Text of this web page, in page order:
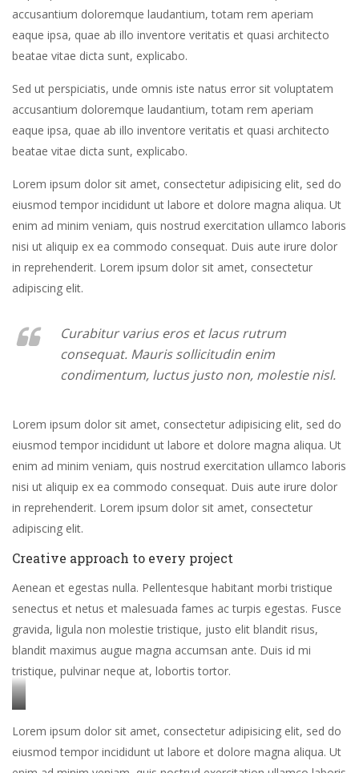
accusantium doloremque laudantium, totam rem aperiam
eaque ipsa, quae ab illo inventore veritatis et quasi architecto
beatae vitae dicta sunt, explicabo.
Sed ut perspiciatis, unde omnis iste natus error sit voluptatem
accusantium doloremque laudantium, totam rem aperiam
eaque ipsa, quae ab illo inventore veritatis et quasi architecto
beatae vitae dicta sunt, explicabo.
Lorem ipsum dolor sit amet, consectetur adipisicing elit, sed do
eiusmod tempor incididunt ut labore et dolore magna aliqua. Ut
enim ad minim veniam, quis nostrud exercitation ullamco laboris
nisi ut aliquip ex ea commodo consequat. Duis aute irure dolor
in reprehenderit. Lorem ipsum dolor sit amet, consectetur
adipiscing elit.
Curabitur varius eros et lacus rutrum
consequat. Mauris sollicitudin enim
condimentum, luctus justo non, molestie nisl.
Lorem ipsum dolor sit amet, consectetur adipisicing elit, sed do
eiusmod tempor incididunt ut labore et dolore magna aliqua. Ut
enim ad minim veniam, quis nostrud exercitation ullamco laboris
nisi ut aliquip ex ea commodo consequat. Duis aute irure dolor
in reprehenderit. Lorem ipsum dolor sit amet, consectetur
adipiscing elit.
Creative approach to every project
Aenean et egestas nulla. Pellentesque habitant morbi tristique
senectus et netus et malesuada fames ac turpis egestas. Fusce
gravida, ligula non molestie tristique, justo elit blandit risus,
blandit maximus augue magna accumsan ante. Duis id mi
tristique, pulvinar neque at, lobortis tortor.
Stet
clita
kasd
Lorem ipsum dolor sit amet, consectetur adipisicing elit, sed do
eiusmod tempor incididunt ut labore et dolore magna aliqua. Ut